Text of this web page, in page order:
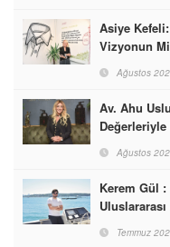
Asiye
Vizyonun
Ağustos
Av. Ahu
Ağustos
Kerem Gül :
Markası
Temmuz